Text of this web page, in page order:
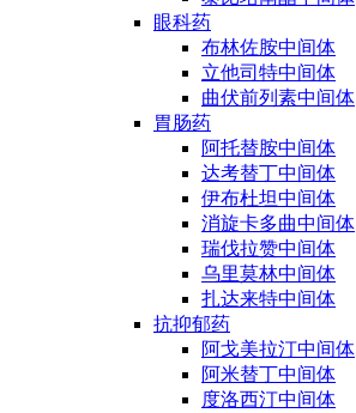
眼科药
布林佐胺中间体
立他司特中间体
曲伏前列素中间体
胃肠药
阿托替胺中间体
达考替丁中间体
伊布杜坦中间体
消旋卡多曲中间体
瑞伐拉赞中间体
乌里莫林中间体
扎达来特中间体
抗抑郁药
阿戈美拉汀中间体
阿米替丁中间体
度洛西汀中间体